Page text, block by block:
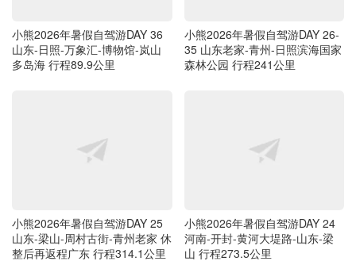
小熊2026年暑假自驾游DAY 36
山东-日照-万象汇-博物馆-岚山
多岛海 行程89.9公里
小熊2026年暑假自驾游DAY 26-
35 山东老家-青州-日照滨海国家
森林公园 行程241公里
小熊2026年暑假自驾游DAY 25
山东-梁山-周村古街-青州老家 休
整后再返程广东 行程314.1公里
小熊2026年暑假自驾游DAY 24
河南-开封-黄河大堤路-山东-梁
山 行程273.5公里